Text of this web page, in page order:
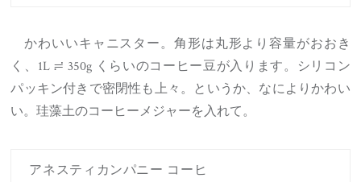
かわいいキャニスター。角形は丸形より容量がおおき
く、1L ≓ 350g くらいのコーヒー豆が入ります。シリコン
パッキン付きで密閉性も上々。というか、なによりかわい
い。珪藻土のコーヒーメジャーを入れて。
アネスティカンパニー コーヒ